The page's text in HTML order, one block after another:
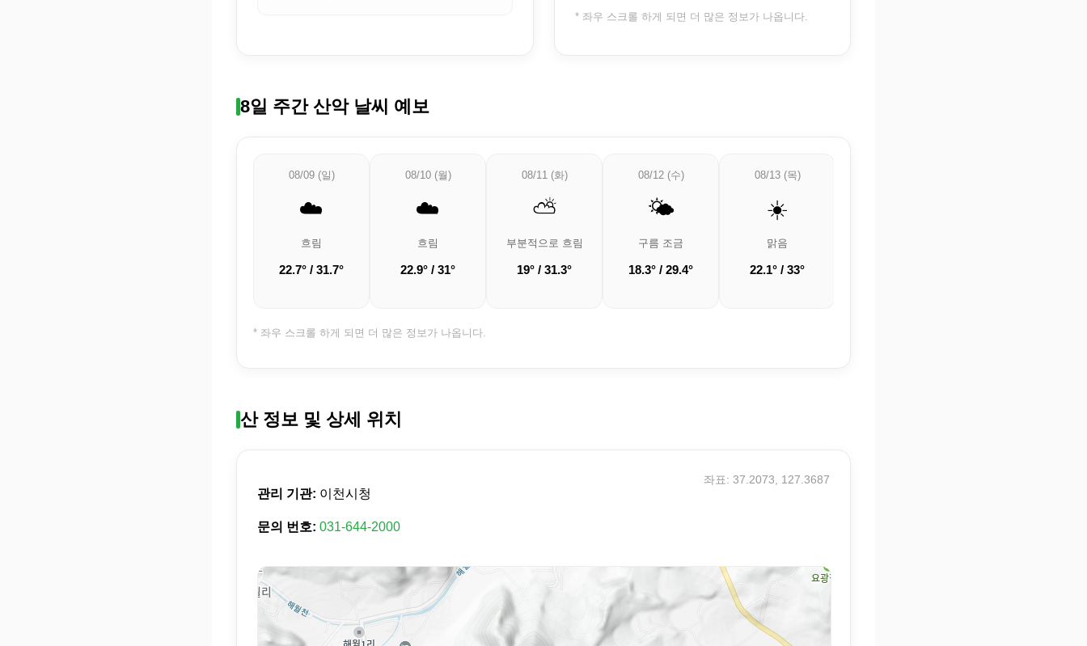
* 좌우 스크롤 하게 되면 더 많은 정보가 나옵니다.
8일 주간 산악 날씨 예보
08/09 (일)
☁️
흐림
22.7° / 31.7°
08/10 (월)
☁️
흐림
22.9° / 31°
08/11 (화)
⛅
부분적으로 흐림
19° / 31.3°
08/12 (수)
🌤️
구름 조금
18.3° / 29.4°
08/13 (목)
☀️
맑음
22.1° / 33°
* 좌우 스크롤 하게 되면 더 많은 정보가 나옵니다.
산 정보 및 상세 위치
관리 기관: 이천시청
문의 번호: 031-644-2000
좌표: 37.2073, 127.3687